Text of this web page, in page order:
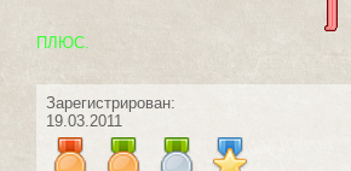
ПЛЮС.
Зарегистрирован:
19.03.2011